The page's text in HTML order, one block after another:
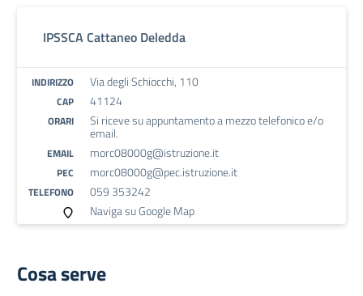
IPSSCA Cattaneo Deledda
INDIRIZZO Via degli Schiocchi, 110
CAP 41124
ORARI Si riceve su appuntamento a mezzo telefonico e/o
email.
EMAIL morc08000g@istruzione.it
PEC morc08000g@pec.istruzione.it
TELEFONO
059 353242
Naviga su Google Map
Cosa serve